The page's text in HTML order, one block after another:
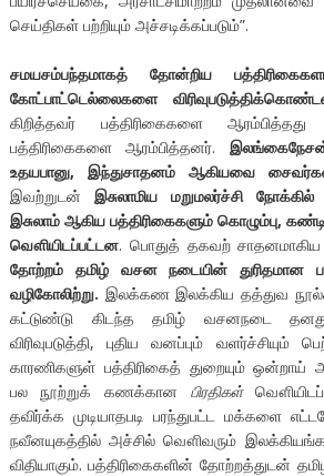
செய்திகள் பற்றியும் அச்சடிக்கப்படும்”.
சமயசம்பந்தமாகத் தோன்றிய
கோட்பாட்டெல்லைகளை
கிறித்தவர் பத்திரிகைகளை
பத்திரிகைகளை ஆரம்பித்தனர்.
உதயபானு, இந்துசாதனம் ஆகியவை
இவற்றுடன் இசுலாமிய மறுமலர்ச்சி
இசுலாம் ஆகிய பத்திரிகைகளும் கொழும்பு,
வௌியிடப்பட்டன. பொதுத் தகவற்
தோற்றம் தமிழ் வசன நடையின் துரிதமான
வழிகோலிற்று. இலக்கண இலக்கிய தத்துவ
கட்டுண்டு கிடந்த தமிழ் வசனநடை
விரிவுபடுத்தி, புதிய வனப்பும் வளர்ச்சியும்
காரணிகளுள் பத்திரிகைத் துறையும்
பல நூற்றுக் கணக்கான பிரதிகள்
தவிர்க்க முடியாதபடி பரந்துபட்ட மக்களை
நவீனயுகத்தில் அச்சில் வௌிவரும்
விதியாகும். பத்திரிகைகளின் தோற்றத்துடன்